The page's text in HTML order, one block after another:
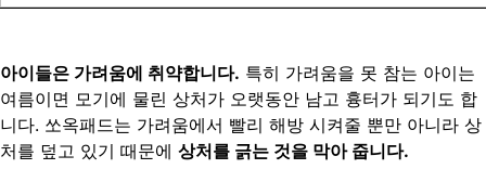
아이들은 가려움에 취약합니다. 특히 가려움을 못 참는 아이는
여름이면 모기에 물린 상처가 오랫동안 남고 흉터가 되기도 합
니다. 쏘옥패드는 가려움에서 빨리 해방 시켜줄 뿐만 아니라 상
처를 덮고 있기 때문에 상처를 긁는 것을 막아 줍니다.